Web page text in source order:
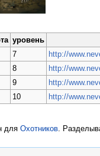
уровень
7
http://
8
http://
9
http://
10 http://
для Охотников.